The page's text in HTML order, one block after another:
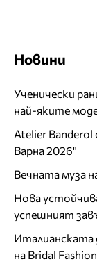
Новини
Ученически
най-яките
Atelier
Варна 2026"
Вечната муза
Нова
успешният
Италианската
на Bridal